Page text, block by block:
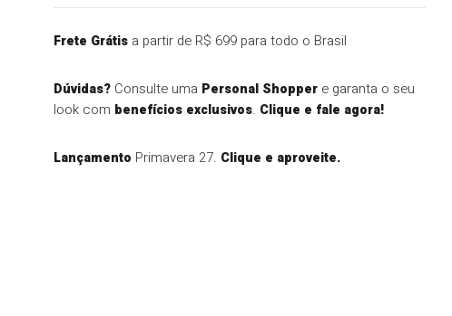
Frete Grátisa partir de R$ 699 para todo o Brasil
Dúvidas?Consulte uma Personal Shoppere garanta o seu
look com benefícios exclusivos. Clique e fale agora!
Lançamento Primavera 27. Clique e aproveite.